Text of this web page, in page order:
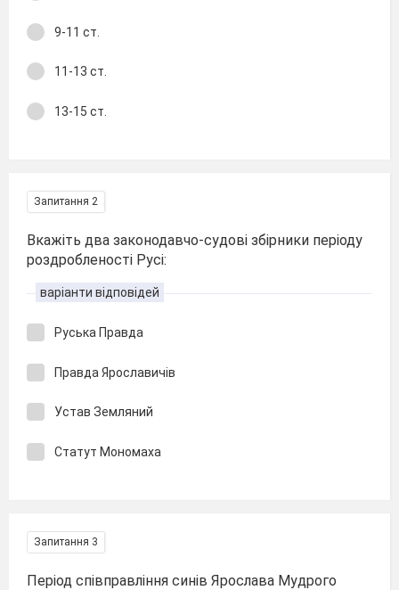
9-11 ст.
11-13 ст.
13-15 ст.
Запитання 2
Вкажіть два законодавчо-судові збірники періоду
роздробленості Русі:
варіанти відповідей
Руська Правда
Правда Ярославичів
Устав Земляний
Статут Мономаха
Запитання 3
Період співправління синів Ярослава Мудрого